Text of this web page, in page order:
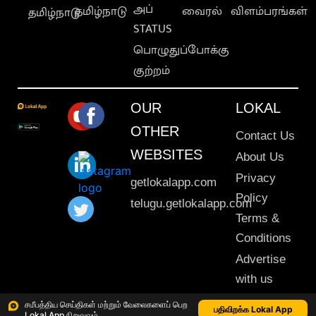
சமீபத்திய செய்திகள் மற்றும் வேலைகளைப் பெற
பதிவிறக்க Lokal App
தமிழ்நாடுதமிழ்நாடு அப்
STATUS
பொழுதுப்போக்கு
குற்றம்
வைரல் விளம்பரங்கள்
OUR
OTHER
WEBSITES
getlokalapp.com
telugu.getlokalapp.com
LOKAL
Contact Us
About Us
Privacy
Policy
Terms &
Conditions
Advertise
with us
Sitemap
This material may not be published, transmitted, rewritten or redistributed. © 2020 Lokal App. All rights reserved.